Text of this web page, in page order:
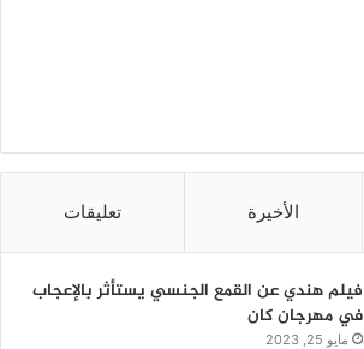
الأخيرة تعليقات
فيلم هندي عن القمع الجنسي يستأثر بالإعجاب
في مهرجان كان
مايو 25, 2023